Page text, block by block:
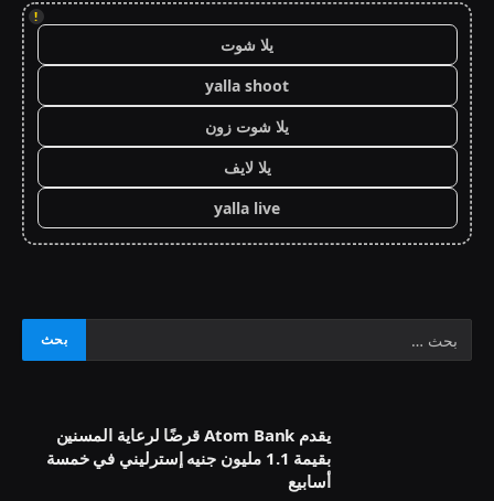
!
يلا شوت
yalla shoot
يلا شوت زون
يلا لايف
yalla live
يقدم Atom Bank قرضًا لرعاية المسنين
بقيمة 1.1 مليون جنيه إسترليني في خمسة
أسابيع